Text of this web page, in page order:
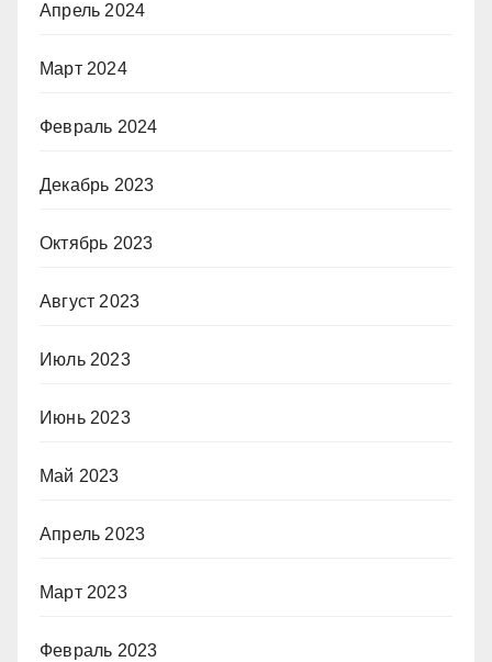
Апрель 2024
Март 2024
Февраль 2024
Декабрь 2023
Октябрь 2023
Август 2023
Июль 2023
Июнь 2023
Май 2023
Апрель 2023
Март 2023
Февраль 2023